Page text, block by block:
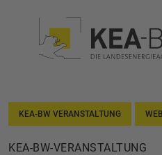
KEA-BW VERANSTALTUNG
KEA-BW-VERANSTALTUNG